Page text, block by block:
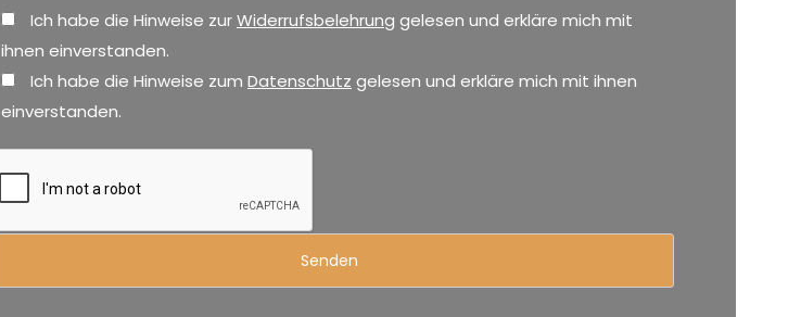
Ich habe die Hinweise zurWiderrufsbelehrung gelesen und erkläre mich mit
ihnen einverstanden.
Ich habe die Hinweise zum Datenschutz gelesen und erkläre mich mit ihnen
einverstanden.